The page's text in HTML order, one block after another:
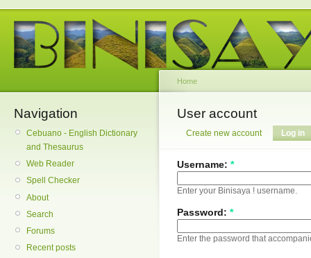
Navigation
Cebuano - English Dictionary
and Thesaurus
Web Reader
Spell Checker
About
Search
Forums
Recent posts
Home
User account
Create new account Log in
Username: *
Enter your Binisaya ! username.
Password: *
Enter the password that